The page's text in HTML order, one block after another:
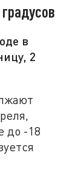
в
2
до -18